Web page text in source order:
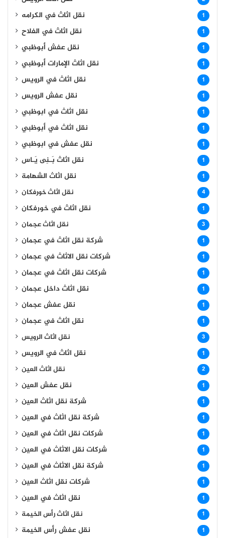
نقل اثاث في الكرامه 1
نقل اثاث في الفلاح 1
نقل عفش أبوظبي 1
نقل اثاث الإمارات أبوظبي 1
نقل اثاث في الرويس 1
نقل عفش الرويس 1
نقل اثاث في ابوظبي 1
نقل اثاث في أبوظبي 1
نقل عفش في ابوظبي 1
نقل اثاث بَـنِى يَـاس 1
نقل اثاث الشهامة 1
نقل اثاث خورفكان 4
نقل اثاث في خورفكان 1
نقل اثاث عجمان 3
شركة نقل اثاث في عجمان 1
شركات نقل الاثاث في عجمان 1
شركات نقل اثاث في عجمان 1
نقل اثاث داخل عجمان 1
نقل عفش عجمان 1
نقل اثاث في عجمان 1
نقل اثاث الرويس 3
نقل اثاث في الرويس 1
نقل اثاث العين 2
نقل عفش العين 1
شركة نقل اثاث العين 1
شركة نقل اثاث في العين 1
شركات نقل اثاث في العين 1
شركات نقل الاثاث في العين 1
شركة نقل الاثاث في العين 1
شركات نقل اثاث العين 1
نقل اثاث في العين 1
نقل اثاث رأس الخيمة 1
نقل عفش رأس الخيمة 1